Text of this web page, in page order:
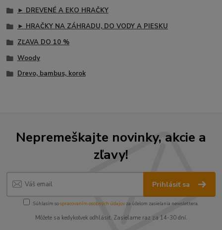
► DREVENÉ A EKO HRAČKY
► HRAČKY NA ZÁHRADU, DO VODY A PIESKU
ZĽAVA DO 10 %
Woody
Drevo, bambus, korok
Nepremeškajte novinky, akcie a
zľavy!
Prihlásiť sa
Súhlasím sospracovaním osobných údajov za účelom zasielania newslettera.
Môžete sa kedykoľvek odhlásiť. Zasielame raz za 14-30 dní.